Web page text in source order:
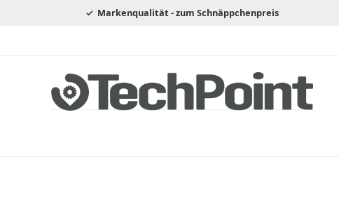
Markenqualität - zum Schnäppchenpreis